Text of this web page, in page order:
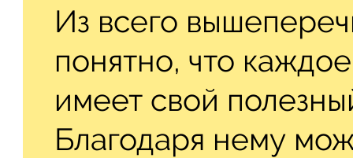
Из всего
понятно, что
имеет свой
Благодаря нему